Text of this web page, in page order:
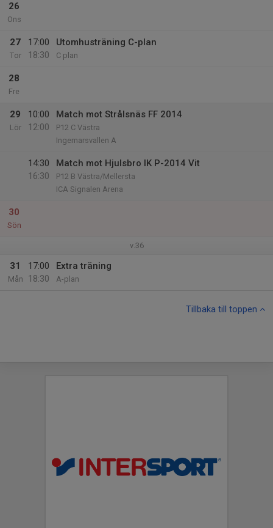
26
Ons
27
Tor
17:00
18:30
Utomhusträning C-plan
C plan
28
Fre
29
Lör
10:00
12:00
Match mot Strålsnäs FF 2014
P12 C Västra
Ingemarsvallen A
14:30
16:30
Match mot Hjulsbro IK P-2014 Vit
P12 B Västra/Mellersta
ICA Signalen Arena
30
Sön
v.36
31
Mån
17:00
18:30
Extra träning
A-plan
Tillbaka till toppen